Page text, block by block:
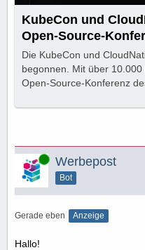
KubeCon und
Open-Source-
begonnen
Die KubeCon und
begonnen. Mit über
Open-Source-Konferenz
Online Werbepost
Bot
Gerade eben Anzeige
Hallo!